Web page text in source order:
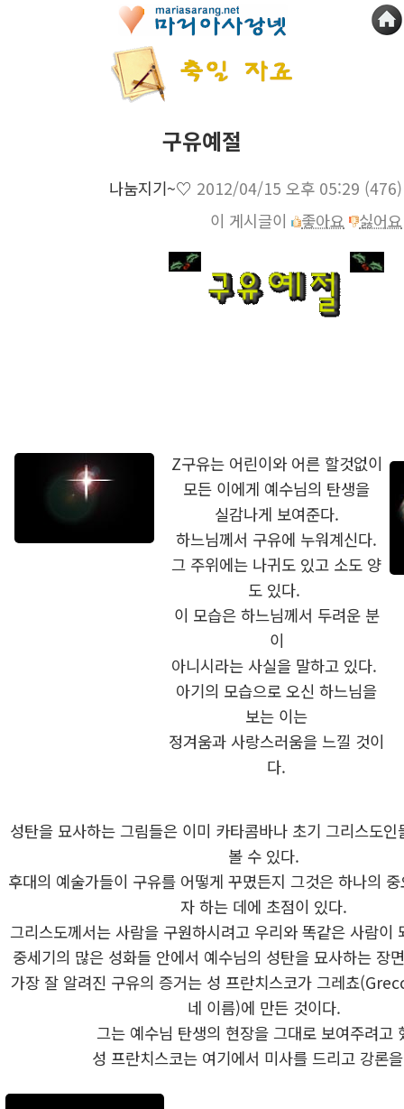
구유예절
나눔지기~♡ 2012/04/15 오후 05:29 (476)
이 게시글이
좋아요 싫어요
Z구유는 어린이와 어른 할것없이
모든 이에게 예수님의 탄생을
실감나게 보여준다.
하느님께서 구유에 누워계신다.
그 주위에는 나귀도 있고 소도 양
도 있다.
이 모습은 하느님께서 두려운 분
이
아니시라는 사실을 말하고 있다.
아기의 모습으로 오신 하느님을
보는 이는
정겨움과 사랑스러움을 느낄 것이
다.
성탄을 묘사하는 그림들은 이미 카타콤바나 초기 그리스도
볼 수 있다.
후대의 예술가들이 구유를 어떻게 꾸몄든지 그것은 하나의
자 하는 데에 초점이 있다.
그리스도께서는 사람을 구원하시려고 우리와 똑같은 사람이
중세기의 많은 성화들 안에서 예수님의 성탄을 묘사하는 장
가장 잘 알려진 구유의 증거는 성 프란치스코가 그레쵸
네 이름)에 만든 것이다.
그는 예수님 탄생의 현장을 그대로 보여주려고
성 프란치스코는 여기에서 미사를 드리고 강론